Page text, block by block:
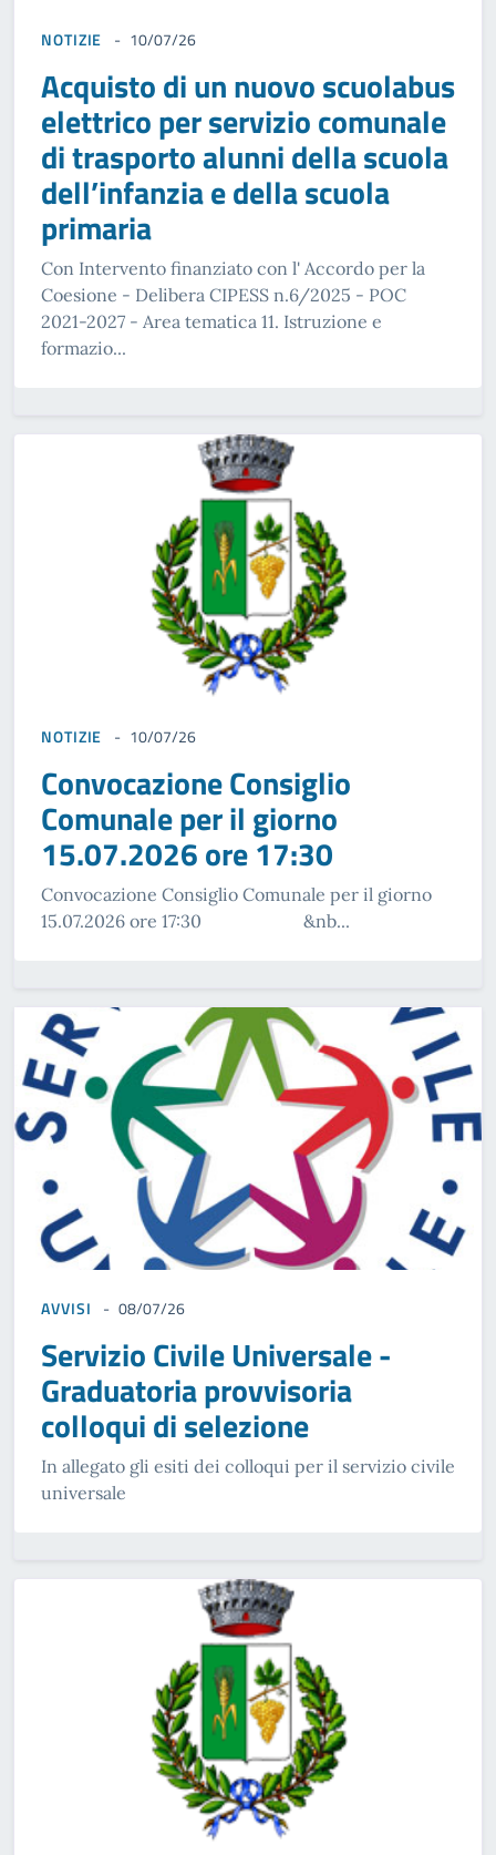
NOTIZIE 10/07/26
Acquisto di un nuovo scuolabus
elettrico per servizio comunale
di trasporto alunni della scuola
dell’infanzia e della scuola
primaria
Con Intervento finanziato con l' Accordo per la
Coesione - Delibera CIPESS n.6/2025 - POC
2021-2027 - Area tematica 11. Istruzione e
formazio...
NOTIZIE 10/07/26
Convocazione Consiglio
Comunale per il giorno
15.07.2026 ore 17:30
Convocazione Consiglio Comunale per il giorno
15.07.2026 ore 17:30 &nb...
AVVISI 08/07/26
Servizio Civile Universale -
Graduatoria provvisoria
colloqui di selezione
In allegato gli esiti dei colloqui per il servizio civile
universale